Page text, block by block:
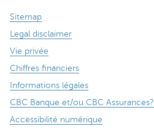
Sitemap
Legal disclaimer
Vie privée
Chiffres financiers
Informations légales
CBC Banque et/ou CBC Assurances?
Accessibilité numérique